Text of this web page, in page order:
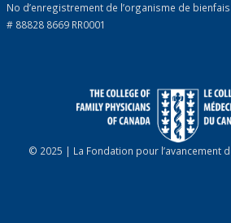
No d’enregistrement de l’organisme de
# 88828 8669 RR0001
© 2025 | La Fondation pour l’avancement